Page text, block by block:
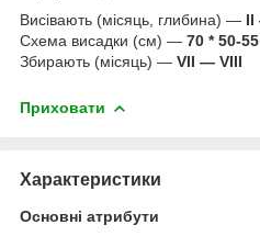
Висівають (місяць, глибина) — II
Схема висадки (см) — 70 * 50-55
Збирають (місяць) — VII — VIII
Приховати
Характеристики
Основні атрибути